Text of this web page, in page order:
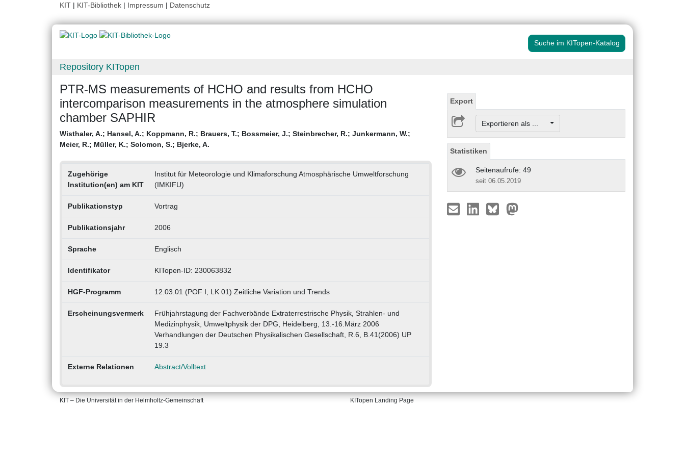
KIT | KIT-Bibliothek | Impressum | Datenschutz
Suche im KITopen-Katalog
Repository KITopen
PTR-MS measurements of HCHO and results from HCHO
intercomparison measurements in the atmosphere simulation
chamber SAPHIR
Wisthaler, A.; Hansel, A.; Koppmann, R.; Brauers, T.; Bossmeier, J.; Steinbrecher, R.; Junkermann, W.;
Meier, R.; Müller, K.; Solomon, S.; Bjerke, A.
Zugehörige
Institution(en) am KIT
Institut für Meteorologie und Klimaforschung Atmosphärische Umweltforschung
(IMKIFU)
Publikationstyp Vortrag
Publikationsjahr 2006
Sprache Englisch
Identifikator KITopen-ID: 230063832
HGF-Programm 12.03.01 (POF I, LK 01) Zeitliche Variation und Trends
Erscheinungsvermerk
Frühjahrstagung der Fachverbände Extraterrestrische Physik, Strahlen- und
Medizinphysik, Umweltphysik der DPG, Heidelberg, 13.-16.März 2006
Verhandlungen der Deutschen Physikalischen Gesellschaft, R.6, B.41(2006) UP
19.3
Externe Relationen Abstract/Volltext
Export
Exportieren als ...
Statistiken
Seitenaufrufe: 49
seit 06.05.2019
KIT – Die Universität in der Helmholtz-Gemeinschaft KITopen Landing Page